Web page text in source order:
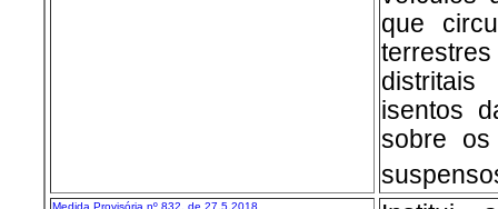
que
isentos
sobre
Medida Provisória nº 832, de 27.5.2018